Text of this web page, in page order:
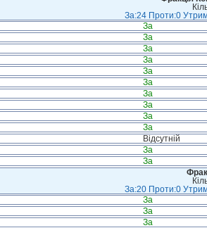
За:24 Проти:0
За
За
За
За
За
За
За
За
За
За
Відсутній
За
За
За:20 Проти:0
За
За
За